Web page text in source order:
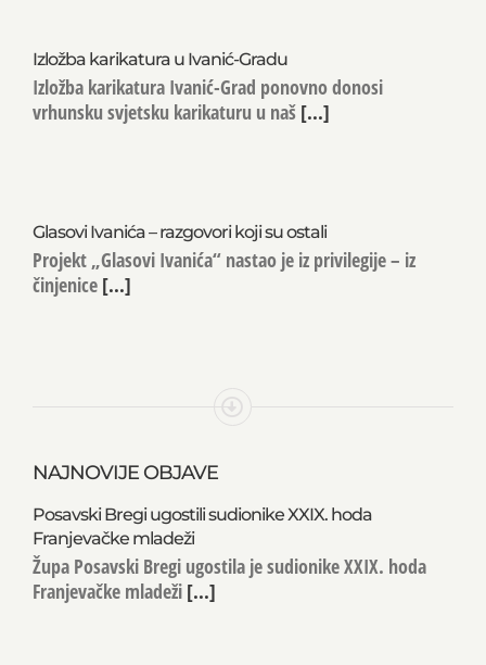
Izložba karikatura u Ivanić-Gradu
Izložba karikatura Ivanić-Grad ponovno donosi
vrhunsku svjetsku karikaturu u naš [...]
Glasovi Ivanića – razgovori koji su ostali
Projekt „Glasovi Ivanića“ nastao je iz privilegije – iz
činjenice [...]
NAJNOVIJE OBJAVE
Posavski Bregi ugostili sudionike XXIX. hoda
Franjevačke mladeži
Župa Posavski Bregi ugostila je sudionike XXIX. hoda
Franjevačke mladeži [...]